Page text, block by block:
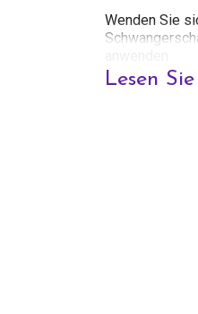
Wenden Sie
Lesen